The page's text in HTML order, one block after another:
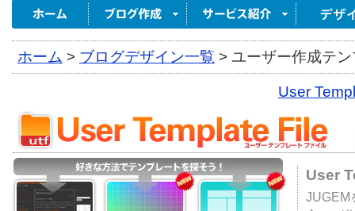
ホーム > ブログデザイン一覧 > ユーザー作成テ
User
User
JUGEM